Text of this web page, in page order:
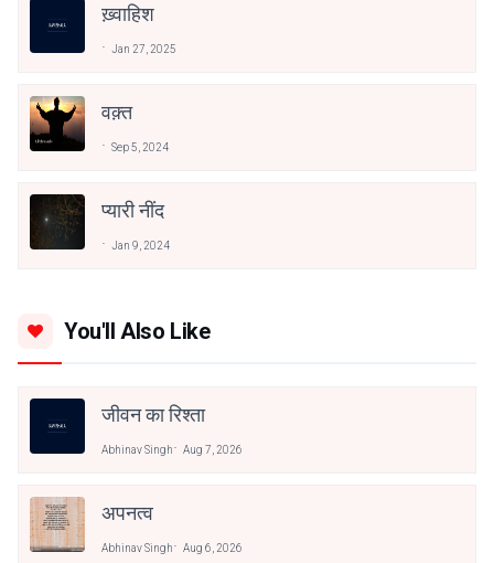
ख़्वाहिश
Jan 27, 2025
वक़्त
Sep 5, 2024
प्यारी नींद
Jan 9, 2024
You'll Also Like
जीवन का रिश्ता
Abhinav Singh Aug 7, 2026
अपनत्व
Abhinav Singh Aug 6, 2026